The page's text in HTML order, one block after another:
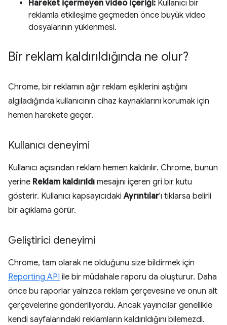
Hareket içermeyen video içeriği: Kullanıcı bir
reklamla etkileşime geçmeden önce büyük video
dosyalarının yüklenmesi.
Bir reklam kaldırıldığında ne olur?
Chrome, bir reklamın ağır reklam eşiklerini aştığını
algıladığında kullanıcının cihaz kaynaklarını korumak için
hemen harekete geçer.
Kullanıcı deneyimi
Kullanıcı açısından reklam hemen kaldırılır. Chrome, bunun
yerine Reklam kaldırıldı mesajını içeren gri bir kutu
gösterir. Kullanıcı kapsayıcıdakiAyrıntılar'ı tıklarsa belirli
bir açıklama görür.
Geliştirici deneyimi
Chrome, tam olarak ne olduğunu size bildirmek için
Reporting API ile bir müdahale raporu da oluşturur. Daha
önce bu raporlar yalnızca reklam çerçevesine ve onun alt
çerçevelerine gönderiliyordu. Ancak yayıncılar genellikle
kendi sayfalarındaki reklamların kaldırıldığını bilemezdi.